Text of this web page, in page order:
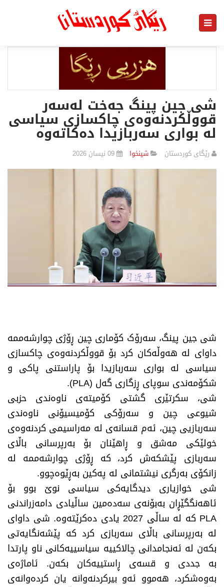
شی جین پینگ جەخت لەسەر
قووڵکردنەوەی چاکسازی سیاسی
لە بواری سەربازیدا دەکاتەوە
رێگای كوردستان شينخوا 09 نیسان 2026
شی جین پینگ، سەرۆک کۆماری چین ڕۆژی چوارشەممە
داوای لە هەوڵەکان کرد بۆ قووڵکردنەوەی چاکسازی
سیاسی لە بواری سەربازیدا بۆ پاراستنی پاکی و
شکۆمەندی سوپای ڕزگاری گەل (PLA).
شی، سکرتێری گشتی کۆمیتەی ناوەندی حزبی
شیوعی چین و سەرۆکی کۆمیسیۆنی ناوەندی
سەربازیی چین، ئەم قسانەی لە مەراسیمی کردنەوەی
خولێکی مەشق و ڕاهێنان بۆ بەرپرسانی باڵای
سەربازی پێشکەش کرد، کە ڕۆژی چوارشەممە لە
زانکۆی بەرگری نیشتمانی لە پەکین بەڕێوەچوو.
شی خوازیاری دیدگایەکی سیاسی نوێ بوو بۆ
ئاهەنگگێڕان بەبۆنەی سەدەمین ساڵیادی دامەزراندنی
PLA کە لە ساڵی 2027 یادی دەکرێتەوە. شی داوای
لە بەرپرسانی باڵای سەربازی کرد کە پێشەنگایەتی
بکەن لە ئەنجامدانی چالاکییە سیاسییەکانی ناو پارتدا
بە جددی و قسەی ڕاستییەکان بکەن. ئاماژەی
بەوەشکرد، هەموو ئەو بیرکردنەوانە یان کردەوانەی